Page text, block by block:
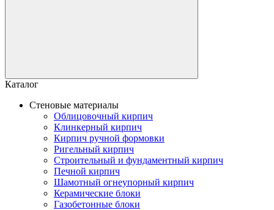
Каталог
Стеновые материалы
Облицовочный кирпич
Клинкерный кирпич
Кирпич ручной формовки
Ригельный кирпич
Строительный и фундаментный кирпич
Печной кирпич
Шамотный огнеупорный кирпич
Керамические блоки
Газобетонные блоки